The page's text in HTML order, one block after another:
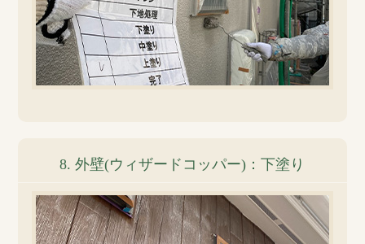
8. 外壁(ウィザードコッパー)：下塗り